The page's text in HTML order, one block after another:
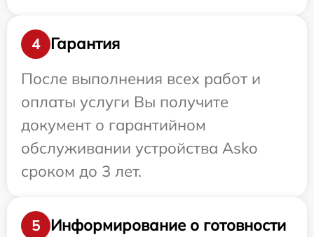
4
Гарантия
После выполнения всех работ и
оплаты услуги Вы получите
документ о гарантийном
обслуживании устройства Asko
сроком до 3 лет.
5
Информирование о готовности